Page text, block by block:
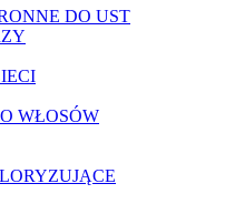
DO UST
WŁOSÓW